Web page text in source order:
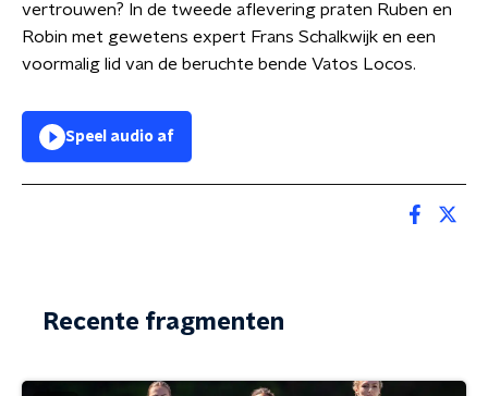
vertrouwen? In de tweede aflevering praten Ruben en
Robin met gewetens expert Frans Schalkwijk en een
voormalig lid van de beruchte bende Vatos Locos.
Speel audio af
Recente fragmenten